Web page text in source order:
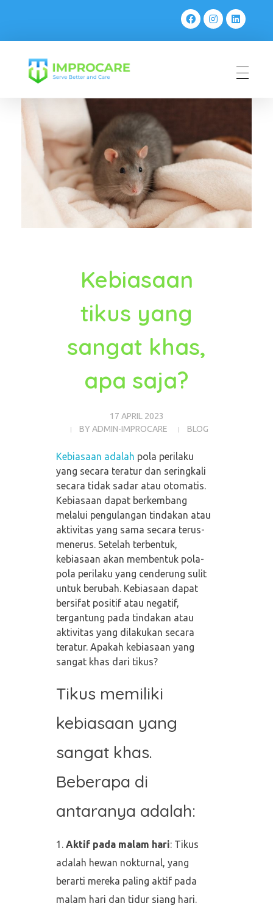
Kebiasaan
tikus yang
sangat khas,
apa saja?
17 APRIL 2023
BY ADMIN-IMPROCARE BLOG
Kebiasaan adalah pola perilaku
yang secara teratur dan seringkali
secara tidak sadar atau otomatis.
Kebiasaan dapat berkembang
melalui pengulangan tindakan atau
aktivitas yang sama secara terus-
menerus. Setelah terbentuk,
kebiasaan akan membentuk pola-
pola perilaku yang cenderung sulit
untuk berubah. Kebiasaan dapat
bersifat positif atau negatif,
tergantung pada tindakan atau
aktivitas yang dilakukan secara
teratur. Apakah kebiasaan yang
sangat khas dari tikus?
Tikus memiliki
kebiasaan yang
sangat khas.
Beberapa di
antaranya adalah:
Aktif pada malam hari: Tikus
adalah hewan nokturnal, yang
berarti mereka paling aktif pada
malam hari dan tidur siang hari.